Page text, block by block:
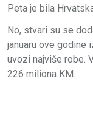
Peta je bila
No, stvari su se
januaru ove godine
uvozi najviše robe.
226 miliona KM.